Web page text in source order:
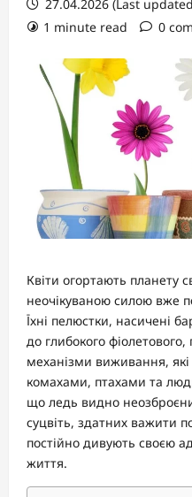
27.04.2026 (Last
1 minute read
0
Квіти огортають планету
неочікуваною силою вже
Їхні пелюстки, насичені
до глибокого
механізми виживання,
комахами, птахами та
що ледь видно
суцвіть, здатних важити
постійно дивують своєю
життя.